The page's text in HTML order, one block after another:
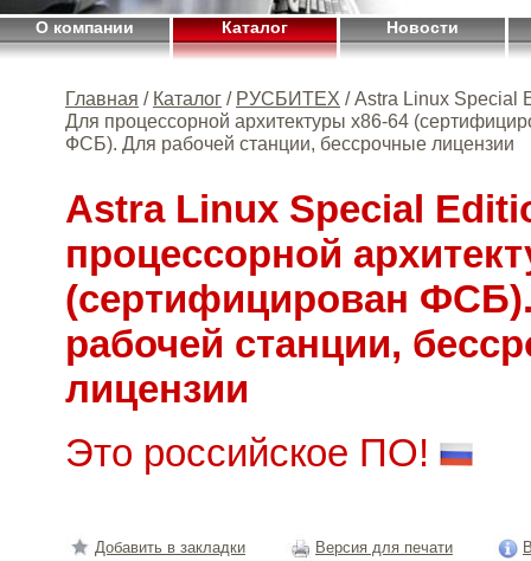
О компании Каталог Новости
Главная / Каталог / РУСБИТЕХ / Astra Linux Special
Для процессорной архитектуры х86-64
ФСБ). Для рабочей станции, бессрочные лицензии
Astra Linux Special
процессорной
(сертифицирован
рабочей станции,
лицензии
Это российское ПО!
Добавить в закладки Версия для печати